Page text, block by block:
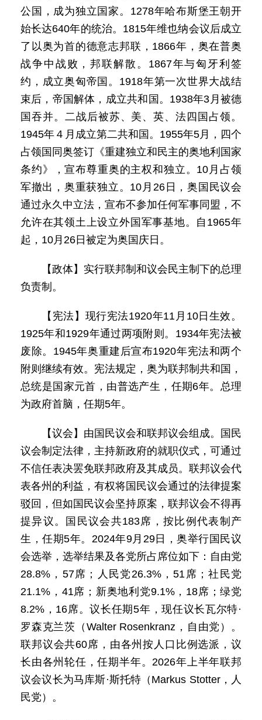
公国，成为独立国家。1278年哈布斯堡王朝开
始长达640年的统治。1815年维也纳会议后成立
了以奥为首的德意志邦联，1866年，奥在普奥
战争中战败，邦联解散。1867年与匈牙利签
约，成立奥匈帝国。1918年第一次世界大战结
束后，帝国解体，成立共和国。1938年3月被德
国吞并。二战后被苏、美、英、法四国占领。
1945年４月成立第二共和国。1955年5月，四个
占领国同奥签订《重建独立和民主的奥地利国家
条约》，宣布尊重奥的主权和独立。10月占领
军撤出，奥重获独立。10月26日，奥国民议会
通过永久中立法，宣布不参加任何军事同盟，不
允许在其领土上设立外国军事基地。自1965年
起，10月26日被定为奥国庆日。
【政体】实行联邦制和议会民主制下的总理
负责制。
【宪法】现行宪法1920年11月10日生效。
1925年和1929年通过两项附则。1934年宪法被
废除。1945年奥重建后宣布1920年宪法和两个
附则继续有效。宪法规定，奥为联邦制共和国，
总统是国家元首，由普选产生，任期6年。总理
为政府首脑，任期5年。
【议会】由国民议会和联邦议会组成。国民
议会制定法律，主持新政府的就职仪式，可通过
不信任表决罢免联邦政府及其成员。联邦议会代
表各州的利益，有权将国民议会通过的法律提案
驳回，但如国民议会坚持原案，联邦议会不得再
提异议。国民议会共183席，按比例代表制产
生，任期5年。2024年9月29日，奥举行国民议
会选举，选举结果及各党所占席位如下：自由党
28.8%，57席；人民党26.3%，51席；社民党
21.1%，41席；新奥地利党9.1%，18席；绿党
8.2%，16席。议长任期5年，现任议长瓦尔特·
罗森克兰茨（Walter Rosenkranz，自由党）。
联邦议会共60席，由各州按人口比例选派，议
长由各州轮任，任期半年。2026年上半年联邦
议会议长为马库斯·斯托特（Markus Stotter，人
民党）。